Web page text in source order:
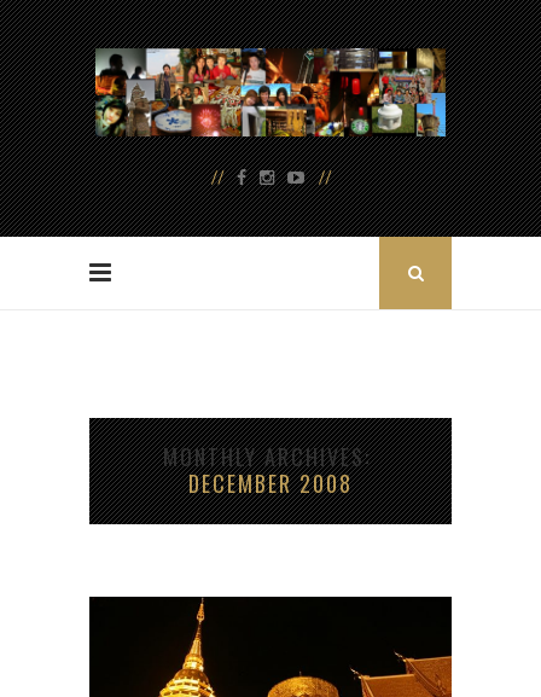
MONTHLY ARCHIVES
DECEMBER 2008